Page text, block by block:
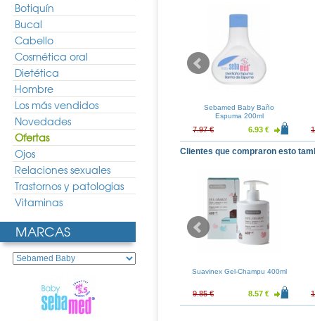
Botiquín
Bucal
Cabello
Cosmética oral
Dietética
Hombre
Los más vendidos
Novedades
Ofertas
Ojos
Relaciones sexuales
Trastornos y patologias
Vitaminas
MARCAS
Sin Jabon
14.74 €
Sebamed Leche Corporal
400ml
16.92 € 12.54 €
Sebamed Baby Baño
Espuma 200ml
7.97 € 6.93 €
Clientes que compraron esto
12.30 €
Suavinex Gel-Champu 400ml
9.85 € 8.57 €